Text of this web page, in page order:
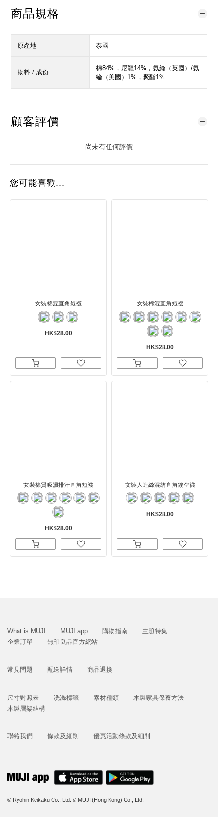
商品規格
原產地 泰國
物料 / 成份
棉84%，尼龍14%，氨綸（英國）/氨
綸（美國）1%，聚酯1%
顧客評價
尚未有任何評價
您可能喜歡...
女裝棉混直角短襪
HK$28.00
女裝棉混直角短襪
HK$28.00
女裝棉質吸濕排汗直角短襪
HK$28.00
女裝人造絲混紡直角鏤空襪
HK$28.00
What is MUJI MUJI app 購物指南
主題特集
企業訂單
無印良品官方網站
常見問題 配送詳情 商品退換
尺寸對照表 洗滌標籤 素材種類
木製家具保養方法
木製層架結構
聯絡我們 條款及細則 優惠活動條款及細則
© Ryohin Keikaku Co., Ltd. © MUJI (Hong Kong) Co., Ltd.